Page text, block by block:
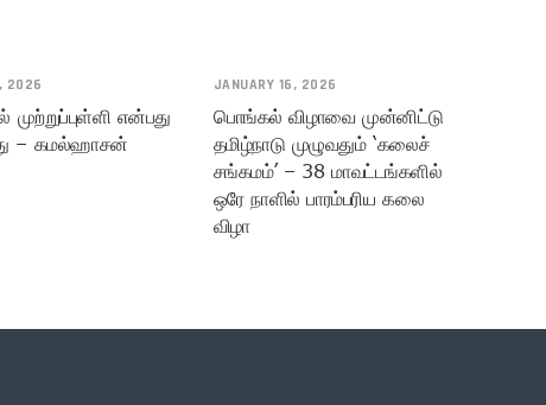
2026
முற்றுப்புள்ளி என்பது
– கமல்ஹாசன்
JANUARY 16, 2026
பொங்கல் விழாவை முன்னிட்டு
தமிழ்நாடு முழுவதும் ‘கலைச்
சங்கமம்’ – 38 மாவட்டங்களில்
ஒரே நாளில் பாரம்பரிய கலை
விழா